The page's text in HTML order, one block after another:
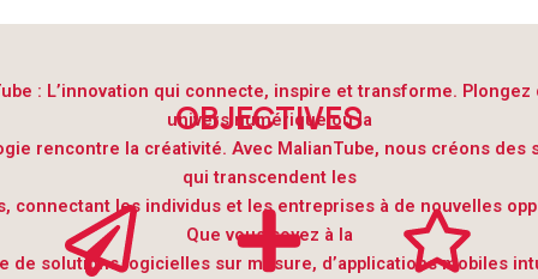
OBJECTIVES
: L’innovation qui connecte, inspire et transforme. Plongez
univers numérique où la
rencontre la créativité. Avec MalianTube, nous créons des
qui transcendent les
connectant les individus et les entreprises à de nouvelles
Que vous soyez à la
de solutions logicielles sur mesure, d’applications mobiles